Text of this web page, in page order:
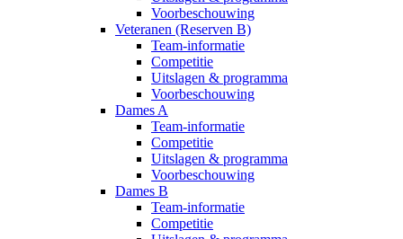
Voorbeschouwing
Veteranen (Reserven B)
Team-informatie
Competitie
Uitslagen & programma
Voorbeschouwing
Dames A
Team-informatie
Competitie
Uitslagen & programma
Voorbeschouwing
Dames B
Team-informatie
Competitie